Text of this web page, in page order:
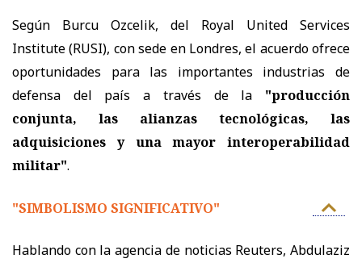
Según Burcu Ozcelik, del Royal United Services
Institute (RUSI), con sede en Londres, el acuerdo ofrece
oportunidades para las importantes industrias de
defensa del país a través de la "producción
conjunta, las alianzas tecnológicas, las
adquisiciones y una mayor interoperabilidad
militar".
"SIMBOLISMO SIGNIFICATIVO"
Hablando con la agencia de noticias Reuters, Abdulaziz